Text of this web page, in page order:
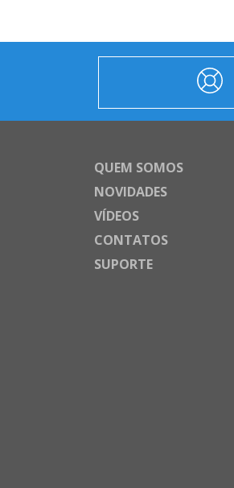
QUEM SOMOS
NOVIDADES
VÍDEOS
CONTATOS
SUPORTE